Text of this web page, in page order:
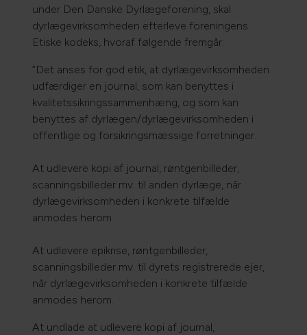
under Den Danske Dyrlægeforening, skal
dyrlægevirksomheden efterleve foreningens
Etiske kodeks, hvoraf følgende fremgår:
”Det anses for god etik, at dyrlægevirksomheden
udfærdiger en journal, som kan benyttes i
kvalitetssikringssammenhæng, og som kan
benyttes af dyrlægen/dyrlægevirksomheden i
offentlige og forsikringsmæssige forretninger.
At udlevere kopi af journal, røntgenbilleder,
scanningsbilleder mv. til anden dyrlæge, når
dyrlægevirksomheden i konkrete tilfælde
anmodes herom.
At udlevere epikrise, røntgenbilleder,
scanningsbilleder mv. til dyrets registrerede ejer,
når dyrlægevirksomheden i konkrete tilfælde
anmodes herom.
At undlade at udlevere kopi af journal,